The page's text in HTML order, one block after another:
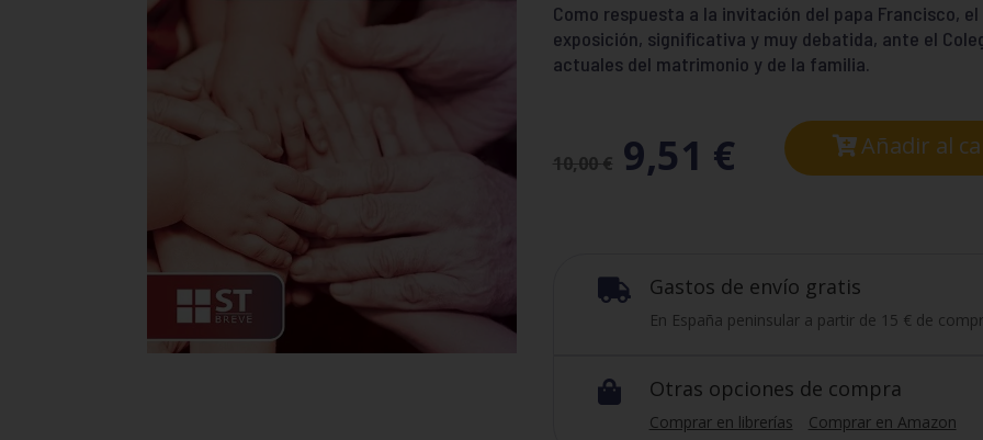
Como respuesta a la invitación del papa Francisco, el
exposición, significativa y muy debatida, ante el
actuales del matrimonio y de la familia.
10,00€ 9,51 € Añadir al
 Gastos de envío gratis
En España peninsular a partir de 15 € de
 Otras opciones de compra
Comprar en librerías Comprar en Amazon